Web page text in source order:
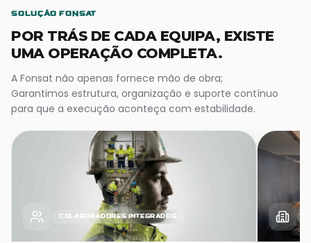
SOLUÇÃO FONSAT
POR TRÁS DE CADA EQUIPA, EXISTE
UMA OPERAÇÃO COMPLETA.
A Fonsat não apenas fornece mão de obra;
Garantimos estrutura, organização e suporte contínuo
para que a execução aconteça com estabilidade.
COLABORADORES INTEGRADOS